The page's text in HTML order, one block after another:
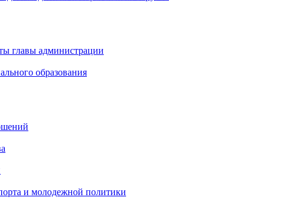
главы администрации
образования
и молодежной политики